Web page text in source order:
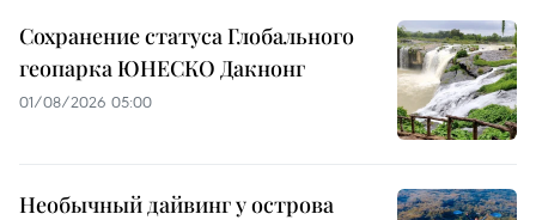
Сохранение статуса Глобального
геопарка ЮНЕСКО Дакнонг
01/08/2026 05:00
Необычный дайвинг у острова